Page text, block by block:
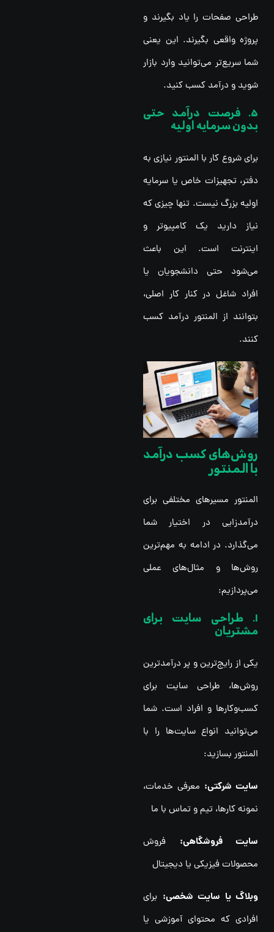
طراحی صفحات را یاد بگیرند و
پروژه واقعی بگیرند. این یعنی
شما سریع‌تر می‌توانید وارد بازار
شوید و درآمد کسب کنید.
5. فرصت درآمد حتی
بدون سرمایه اولیه
برای شروع کار با المنتور نیازی به
دفتر، تجهیزات خاص یا سرمایه
اولیه بزرگ نیست. تنها چیزی که
نیاز دارید یک کامپیوتر و
اینترنت است. این باعث
می‌شود حتی دانشجویان یا
افراد شاغل در کنار کار اصلی،
بتوانند از المنتور درآمد کسب
کنند.
روش‌های کسب درآمد
با المنتور
المنتور مسیرهای مختلفی برای
درآمدزایی در اختیار شما
می‌گذارد. در ادامه به مهم‌ترین
روش‌ها و مثال‌های عملی
می‌پردازیم:
1. طراحی سایت برای
مشتریان
یکی از رایج‌ترین و پر درآمدترین
روش‌ها، طراحی سایت برای
کسب‌وکارها و افراد است. شما
می‌توانید انواع سایت‌ها را با
المنتور بسازید:
سایت شرکتی: معرفی خدمات،
نمونه کارها، تیم و تماس با ما
سایت فروشگاهی: فروش
محصولات فیزیکی یا دیجیتال
وبلاگ یا سایت شخصی: برای
افرادی که محتوای آموزشی یا